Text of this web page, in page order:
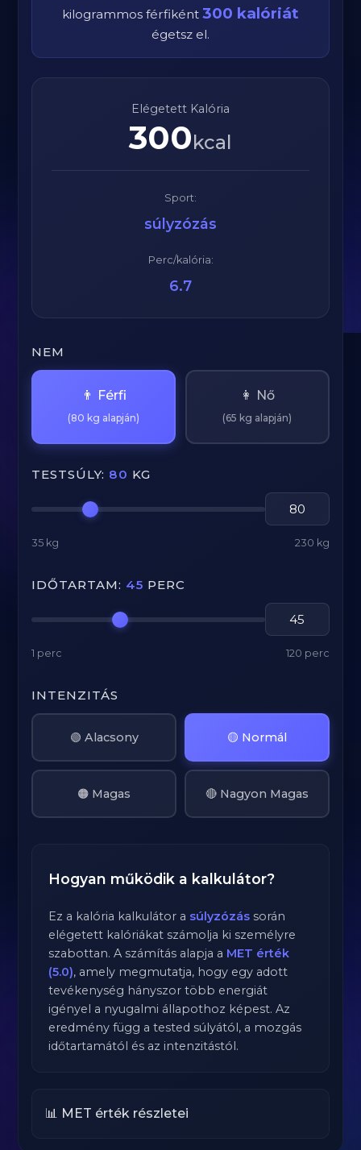
kilogrammos férfiként 300 kalóriát
égetsz el.
Elégetett Kalória
300kcal
Sport:
súlyzózás
Perc/kalória:
6.7
NEM
👨 Férfi
(80 kg alapján)
👩 Nő
(65 kg alapján)
TESTSÚLY: 80 KG
35 kg 230 kg
IDŐTARTAM: 45 PERC
1 perc 120 perc
INTENZITÁS
🟢 Alacsony 🟡 Normál
🟠 Magas 🔴 Nagyon Magas
Hogyan működik a kalkulátor?
Ez a kalória kalkulátor a súlyzózás során
elégetett kalóriákat számolja ki személyre
szabottan. A számítás alapja a MET érték
(5.0), amely megmutatja, hogy egy adott
tevékenység hányszor több energiát
igényel a nyugalmi állapothoz képest. Az
eredmény függ a tested súlyától, a mozgás
időtartamától és az intenzitástól.
📊 MET érték részletei